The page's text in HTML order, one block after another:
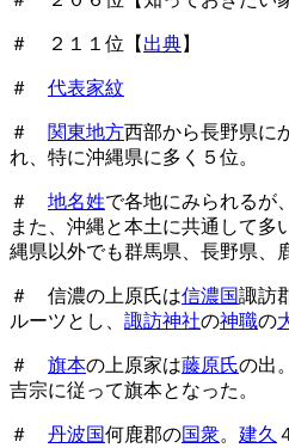
＃ ２１１位【 出典】
＃ 代表家紋
＃ 関東地方西部から長野県に
れ、特に沖縄県に多く５位。
＃ 地名姓で各地にみられるが
また、沖縄と本土に共通して多
縄県以外でも群馬県、長野県、
＃ 信濃の上原氏は信濃国諏訪
ルーツとし、 諏訪神社の神職の
＃ 旗本の上原家は藤原氏の出
吉宗に従って旗本となった。
＃ 丹波国何鹿郡の国衆。 建久